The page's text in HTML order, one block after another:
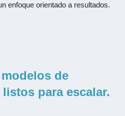
enfoque orientado a resultados.
de
para escalar.